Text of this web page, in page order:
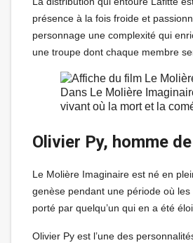
présence à la fois froide et
personnage une complexité qui
une troupe dont chaque membre
Dans Le Molière
vivant où la mort et la
Olivier Py, homme
Le Molière Imaginaire est né en
genèse pendant une période où
porté par quelqu’un qui en a été
Olivier Py est l’une des